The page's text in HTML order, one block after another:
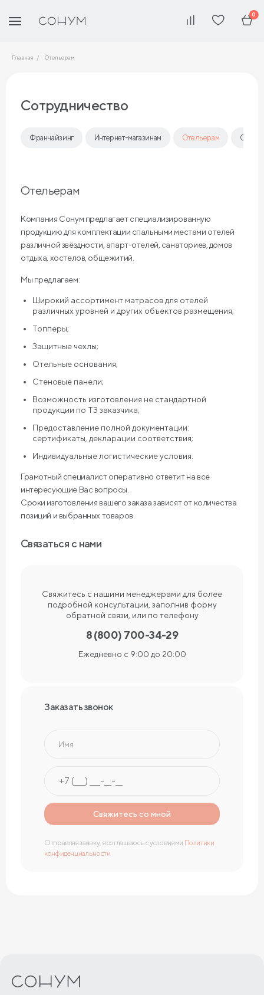
0
Главная Отельерам
Сотрудничество
Франчайзинг Интернет-магазинам Отельерам
Отельерам
Компания Сонум предлагает специализированную
продукцию для комплектации спальными местами отелей
различной звёздности, апарт-отелей, санаториев, домов
отдыха, хостелов, общежитий.
Мы предлагаем:
Широкий ассортимент матрасов для отелей
различных уровней и других объектов размещения;
Топперы;
Защитные чехлы;
Отельные основания;
Стеновые панели;
Возможность изготовления не стандартной
продукции по ТЗ заказчика;
Предоставление полной документации:
сертификаты, декларации соответствия;
Индивидуальные логистические условия.
Грамотный специалист оперативно ответит на все
интересующие Вас вопросы.
Сроки изготовления вашего заказа зависят от количества
позиций и выбранных товаров.
Связаться с нами
Свяжитесь с нашими менеджерами для более
подробной консультации, заполнив форму
обратной связи, или по телефону
8 (800) 700-34-29
Ежедневно с 9:00 до 20:00
Заказать звонок
Имя
Свяжитесь со мной
Отправляя заявку, я соглашаюсь с условиями Политики
конфиденциальности